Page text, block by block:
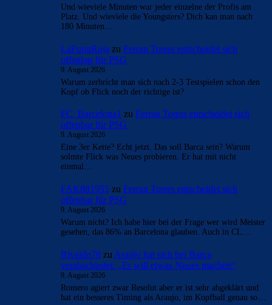
Und wieviele Minuten war jeder einzelne der Profis am
Platz. Und wieviele die Youngsters? Dich kan man nach
180 Minuten…
LaFuriaRoja zu Ferran Torres entscheidet sich
offenbar für PSG
9. August 2026
Warum zerbricht man sich nach 2-3 Testspielen schon den
Kopf ob Flick noch der richtige ist?
FC_Barcelona1 zu Ferran Torres entscheidet sich
offenbar für PSG
9. August 2026
Eine 3er Kette? Echt jetzt. Das soll Barca sein? Warum
solmte Flick was Neues probieren. Er hat mit nicht
einmal…
FAK881955 zu Ferran Torres entscheidet sich
offenbar für PSG
9. August 2026
Warum nicht? Ich habe hier bei der Frage wer wird Meister
gesehen, das 86% an Barcelona glauben. Auch in CL…
Rivaldo78 zu Araújo hat sich bei Barça
verabschiedet: „Er will etwas Neues machen“
9. August 2026
Romero agiert zwar Resolut aber er ist sehr abgeklärt und
hat ein besseres Timing als Araujo, im Kopfball genau so…